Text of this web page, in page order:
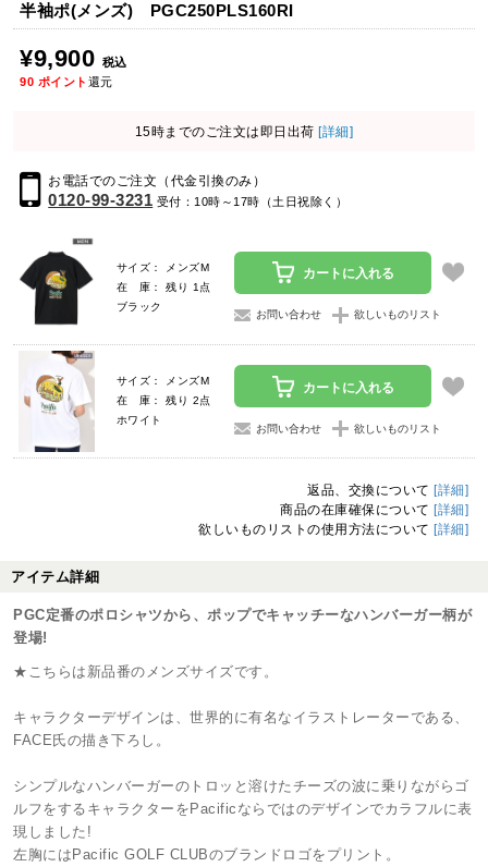
半袖ポ(メンズ) PGC250PLS160RI
¥9,900 税込
90 ポイント 還元
15時までのご注文は即日出荷 [詳細]
お電話でのご注文（代金引換のみ）
0120-99-3231 受付：10時～17時（土日祝除く）
サイズ： メンズM
在 庫： 残り 1点
ブラック
カートに入れる
お問い合わせ 欲しいものリスト
サイズ： メンズM
在 庫： 残り 2点
ホワイト
カートに入れる
お問い合わせ 欲しいものリスト
返品、交換について [詳細]
商品の在庫確保について [詳細]
欲しいものリストの使用方法について [詳細]
アイテム詳細
PGC定番のポロシャツから、ポップでキャッチーなハンバーガー柄が
登場!
★こちらは新品番のメンズサイズです。
キャラクターデザインは、世界的に有名なイラストレーターである、
FACE氏の描き下ろし。
シンプルなハンバーガーのトロッと溶けたチーズの波に乗りながらゴ
ルフをするキャラクターをPacificならではのデザインでカラフルに表
現しました!
左胸にはPacific GOLF CLUBのブランドロゴをプリント。